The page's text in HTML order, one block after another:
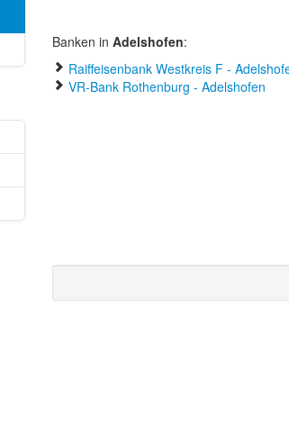
Banken in Adelshofen:
Raiffeisenbank Westkreis F -
VR-Bank Rothenburg - Adelshofen